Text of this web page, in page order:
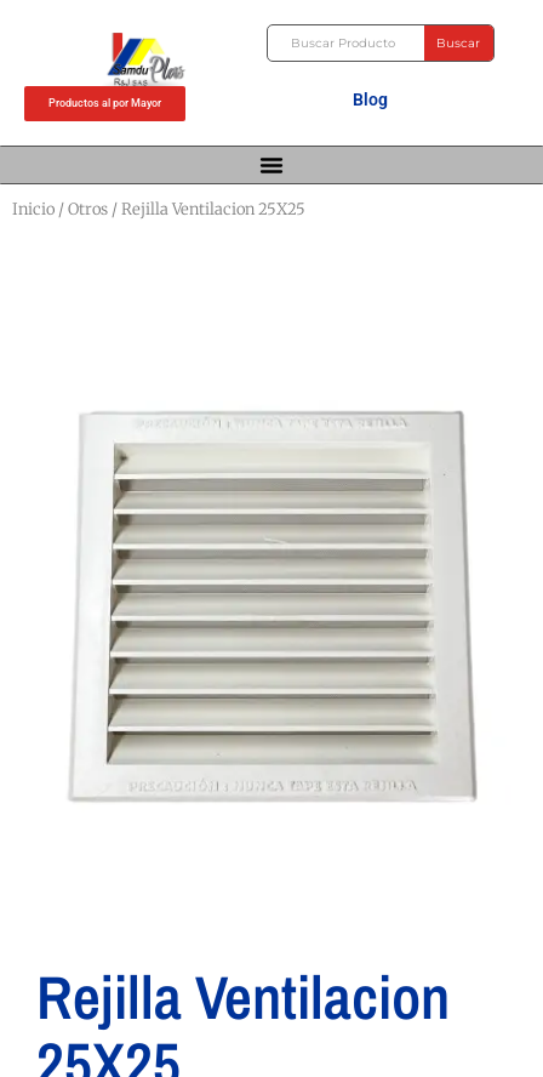
Buscar Buscar
Productos al por Mayor Blog
Inicio /Otros / Rejilla Ventilacion 25X25
Rejilla Ventilacion